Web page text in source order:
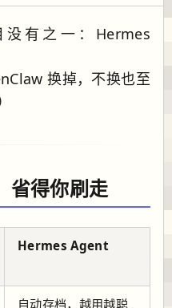
有之一：Hermes
换掉，不换也至
省得你刷走
Hermes Agent
自动存档，越用越聪